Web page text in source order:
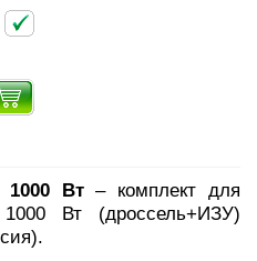
1000 Вт– комплект для
Вт (дроссель+ИЗУ)